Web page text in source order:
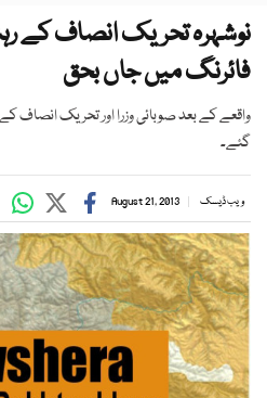
نوشہرہ تحریک انصاف کے
فائرنگ میں جاں بحق
واقعے کے بعد صوبائی وزرا اور تحریک انصاف کے
گئے۔
ویب ڈیسک August 21, 2013